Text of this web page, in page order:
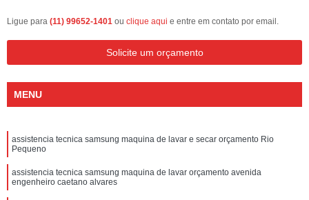
Ligue para (11) 99652-1401 ou clique aqui e entre em contato por email.
Solicite um orçamento
MENU
assistencia tecnica samsung maquina de lavar e secar orçamento Rio
Pequeno
assistencia tecnica samsung maquina de lavar orçamento avenida
engenheiro caetano alvares